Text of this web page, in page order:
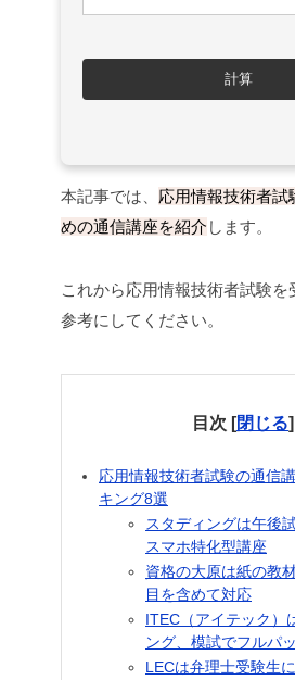
計算
本記事では、 応用情報技術者試
めの通信講座を紹介 します。
これから応用情報技術者試験を
参考にしてください。
目次 [閉じる]
応用情報技術者試験の通信
キング8選
スタディングは午後
スマホ特化型講座
資格の大原は紙の教
目を含めて対応
ITEC（アイテック）
ング、模試でフルパ
LECは弁理士受験生